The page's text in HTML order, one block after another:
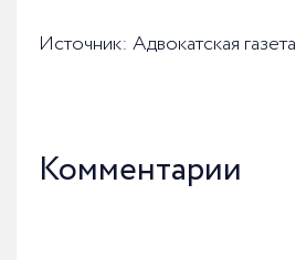
Источник: Адвокатская газета
Комментарии